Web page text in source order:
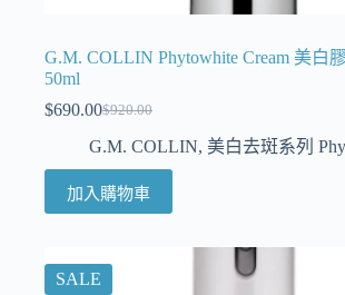
G.M. COLLIN Phytowhite Cream 美白
50ml
$920.00
$690.00
G.M. COLLIN, 美白去斑系列
加入購物車
SALE